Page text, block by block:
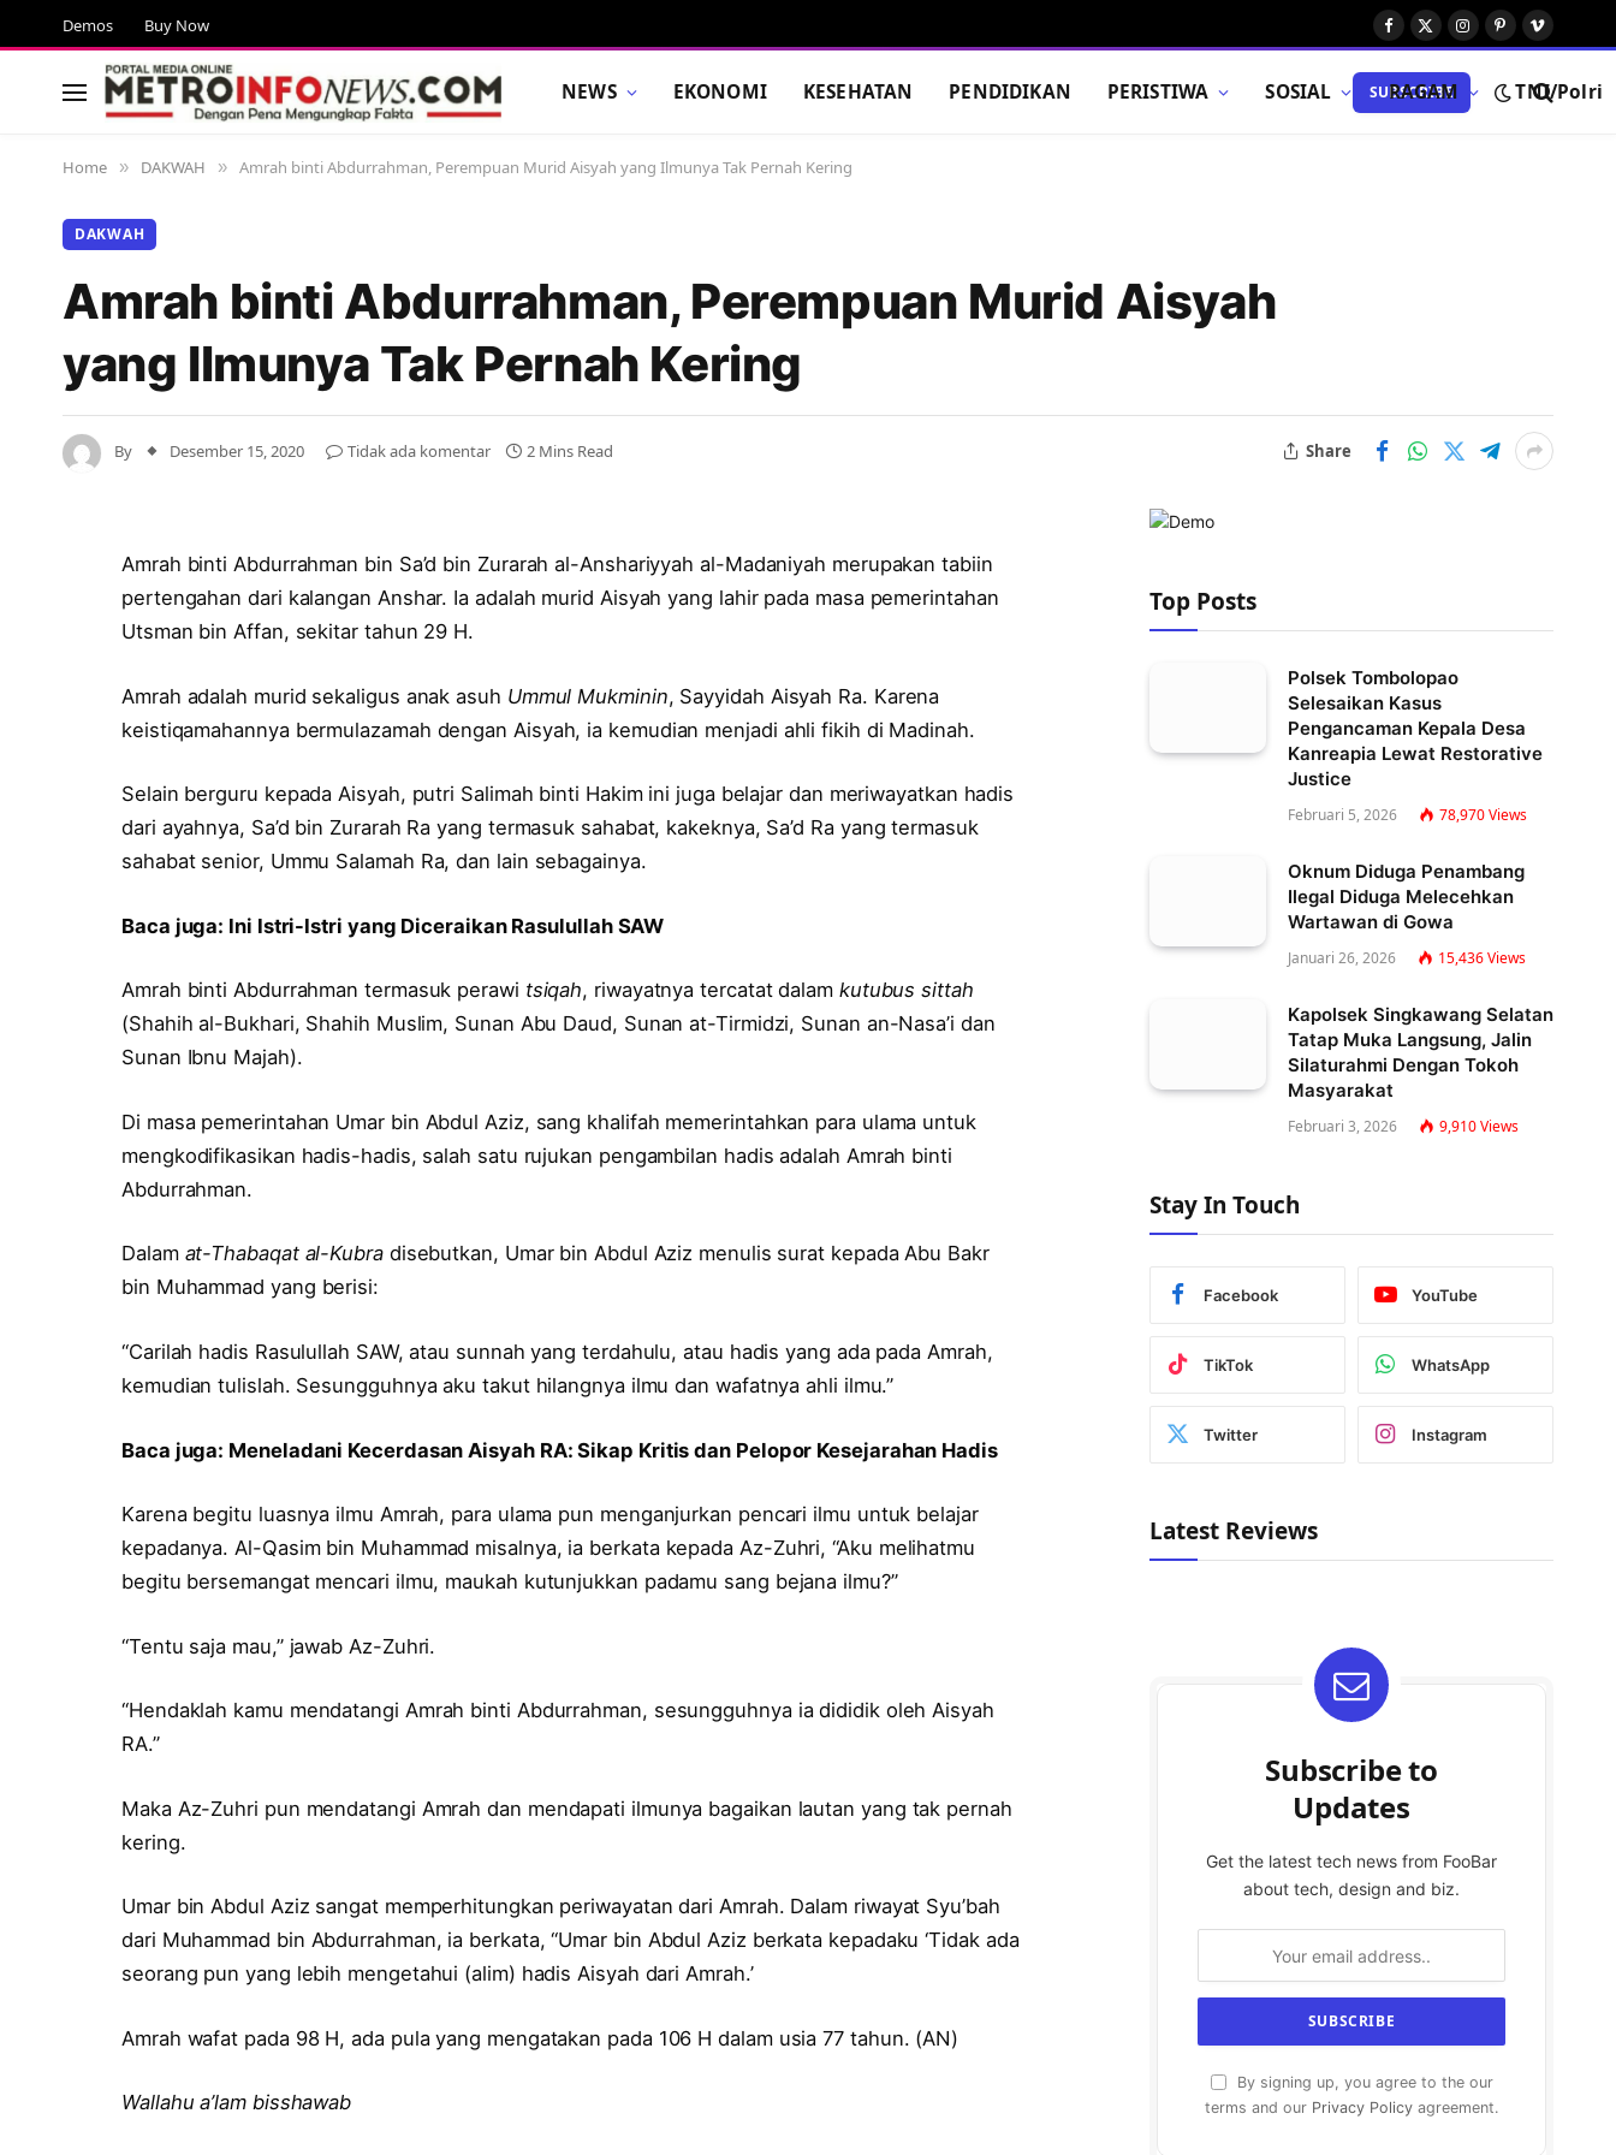
Demos Buy Now
Facebook
X
Instagram
Pinterest
Vimeo
NEWS EKONOMI KESEHATAN PENDIDIKAN PERISTIWA SOSIAL RAGAM TNI/Polri
SUBSCRIBE
Home » DAKWAH » Amrah binti Abdurrahman, Perempuan Murid Aisyah yang Ilmunya Tak Pernah Kering
DAKWAH
Amrah binti Abdurrahman, Perempuan Murid Aisyah
yang Ilmunya Tak Pernah Kering
By Desember 15, 2020 Tidak ada komentar 2 Mins Read Share
Amrah binti Abdurrahman bin Sa’d bin Zurarah al-Anshariyyah al-Madaniyah merupakan tabiin
pertengahan dari kalangan Anshar. Ia adalah murid Aisyah yang lahir pada masa pemerintahan
Utsman bin Affan, sekitar tahun 29 H.
Amrah adalah murid sekaligus anak asuh Ummul Mukminin, Sayyidah Aisyah Ra. Karena
keistiqamahannya bermulazamah dengan Aisyah, ia kemudian menjadi ahli fikih di Madinah.
Selain berguru kepada Aisyah, putri Salimah binti Hakim ini juga belajar dan meriwayatkan hadis
dari ayahnya, Sa’d bin Zurarah Ra yang termasuk sahabat, kakeknya, Sa’d Ra yang termasuk
sahabat senior, Ummu Salamah Ra, dan lain sebagainya.
Baca juga: Ini Istri-Istri yang Diceraikan Rasulullah SAW
Amrah binti Abdurrahman termasuk perawi tsiqah, riwayatnya tercatat dalam kutubus sittah
(Shahih al-Bukhari, Shahih Muslim, Sunan Abu Daud, Sunan at-Tirmidzi, Sunan an-Nasa’i dan
Sunan Ibnu Majah).
Di masa pemerintahan Umar bin Abdul Aziz, sang khalifah memerintahkan para ulama untuk
mengkodifikasikan hadis-hadis, salah satu rujukan pengambilan hadis adalah Amrah binti
Abdurrahman.
Dalam at-Thabaqat al-Kubradisebutkan, Umar bin Abdul Aziz menulis surat kepada Abu Bakr
bin Muhammad yang berisi:
“Carilah hadis Rasulullah SAW, atau sunnah yang terdahulu, atau hadis yang ada pada Amrah,
kemudian tulislah. Sesungguhnya aku takut hilangnya ilmu dan wafatnya ahli ilmu.”
Baca juga: Meneladani Kecerdasan Aisyah RA: Sikap Kritis dan Pelopor Kesejarahan Hadis
Karena begitu luasnya ilmu Amrah, para ulama pun menganjurkan pencari ilmu untuk belajar
kepadanya. Al-Qasim bin Muhammad misalnya, ia berkata kepada Az-Zuhri, “Aku melihatmu
begitu bersemangat mencari ilmu, maukah kutunjukkan padamu sang bejana ilmu?”
“Tentu saja mau,” jawab Az-Zuhri.
“Hendaklah kamu mendatangi Amrah binti Abdurrahman, sesungguhnya ia dididik oleh Aisyah
RA.”
Maka Az-Zuhri pun mendatangi Amrah dan mendapati ilmunya bagaikan lautan yang tak pernah
kering.
Umar bin Abdul Aziz sangat memperhitungkan periwayatan dari Amrah. Dalam riwayat Syu’bah
dari Muhammad bin Abdurrahman, ia berkata, “Umar bin Abdul Aziz berkata kepadaku ‘Tidak ada
seorang pun yang lebih mengetahui (alim) hadis Aisyah dari Amrah.’
Amrah wafat pada 98 H, ada pula yang mengatakan pada 106 H dalam usia 77 tahun. (AN)
Wallahu a’lam bisshawab
Top Posts
Polsek Tombolopao
Selesaikan Kasus
Pengancaman Kepala Desa
Kanreapia Lewat Restorative
Justice
Februari 5, 2026 78,970Views
Oknum Diduga Penambang
Ilegal Diduga Melecehkan
Wartawan di Gowa
Januari 26, 2026 15,436Views
Kapolsek Singkawang Selatan
Tatap Muka Langsung, Jalin
Silaturahmi Dengan Tokoh
Masyarakat
Februari 3, 2026 9,910Views
Stay In Touch
Facebook YouTube
TikTok WhatsApp
Twitter Instagram
Latest Reviews
Subscribe to
Updates
Get the latest tech news from FooBar
about tech, design and biz.
By signing up, you agree to the our
terms and our Privacy Policy agreement.